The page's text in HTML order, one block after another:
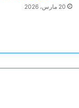
20 مارس، 2026